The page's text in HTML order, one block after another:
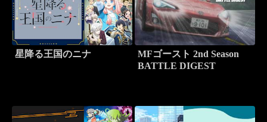
星降る王国のニナ
MFゴースト 2nd Season
BATTLE DIGEST